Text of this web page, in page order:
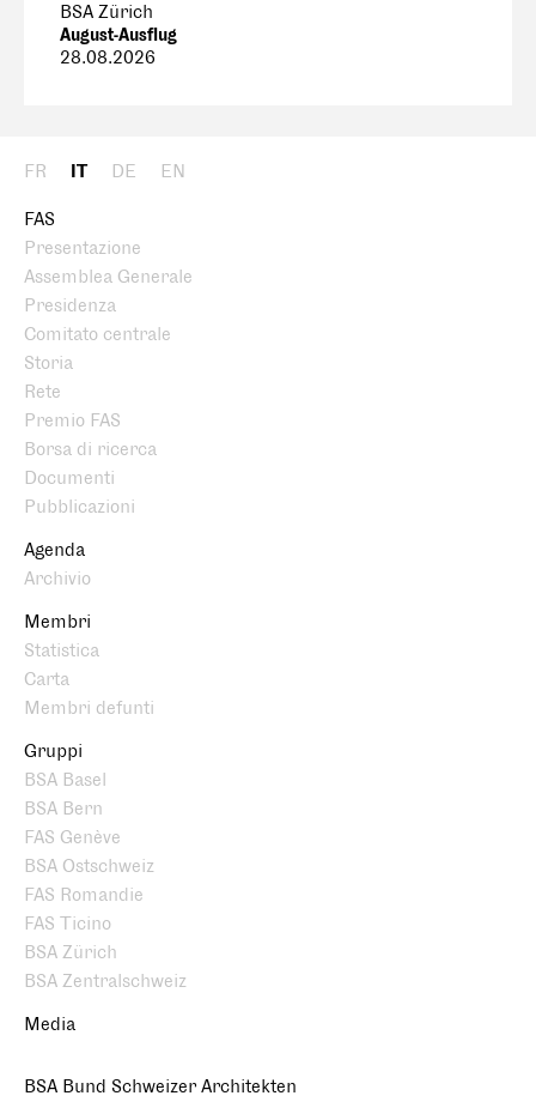
BSA Zürich
August-Ausflug
28.08.2026
FR IT DE EN
FAS
Presentazione
Assemblea Generale
Presidenza
Comitato centrale
Storia
Rete
Premio FAS
Borsa di ricerca
Documenti
Pubblicazioni
Agenda
Archivio
Membri
Statistica
Carta
Membri defunti
Gruppi
BSA Basel
BSA Bern
FAS Genève
BSA Ostschweiz
FAS Romandie
FAS Ticino
BSA Zürich
BSA Zentralschweiz
Media
BSA Bund Schweizer Architekten